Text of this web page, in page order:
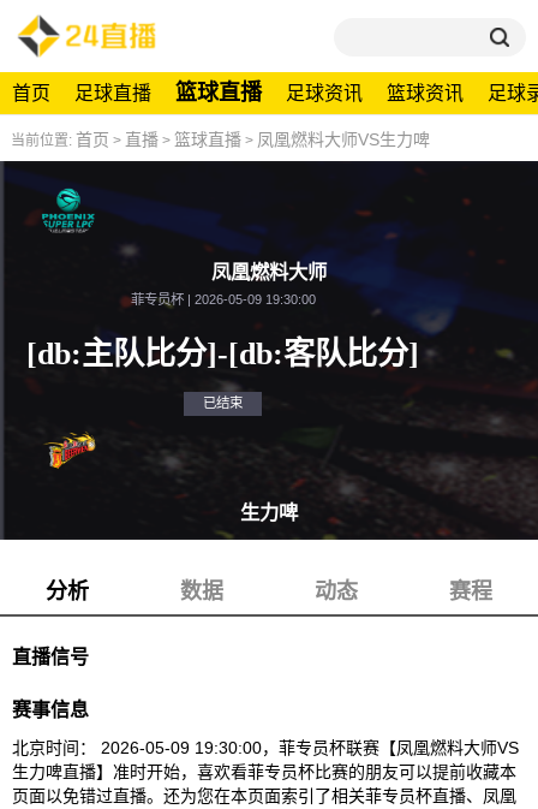
首页 足球直播 篮球直播 足球资讯 篮球资讯 足球
当前位置: 首页 > 直播> 篮球直播> 凤凰燃料大师VS生力啤
凤凰燃料大师
菲专员杯 | 2026-05-09 19:30:00
[db:主队比分] [db:客队比分]
已结束
生力啤
分析 数据 动态 赛程
直播信号
赛事信息
北京时间： 2026-05-09 19:30:00，菲专员杯联赛【凤凰燃料大师VS
生力啤直播】准时开始，喜欢看菲专员杯比赛的朋友可以提前收藏本
页面以免错过直播。还为您在本页面索引了相关菲专员杯直播、凤凰